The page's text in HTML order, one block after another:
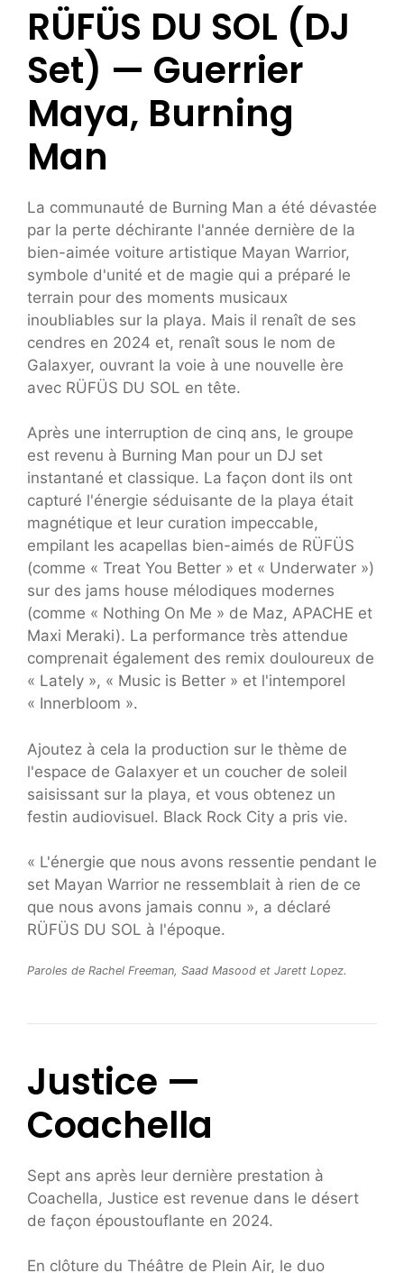
RÜFÜS DU SOL (DJ
Set) — Guerrier
Maya, Burning
Man
La communauté de Burning Man a été dévastée
par la perte déchirante l'année dernière de la
bien-aimée voiture artistique Mayan Warrior,
symbole d'unité et de magie qui a préparé le
terrain pour des moments musicaux
inoubliables sur la playa. Mais il renaît de ses
cendres en 2024 et, renaît sous le nom de
Galaxyer, ouvrant la voie à une nouvelle ère
avec RÜFÜS DU SOL en tête.
Après une interruption de cinq ans, le groupe
est revenu à Burning Man pour un DJ set
instantané et classique. La façon dont ils ont
capturé l'énergie séduisante de la playa était
magnétique et leur curation impeccable,
empilant les acapellas bien-aimés de RÜFÜS
(comme « Treat You Better » et « Underwater »)
sur des jams house mélodiques modernes
(comme « Nothing On Me » de Maz, APACHE et
Maxi Meraki). La performance très attendue
comprenait également des remix douloureux de
« Lately », « Music is Better » et l'intemporel
« Innerbloom ».
Ajoutez à cela la production sur le thème de
l'espace de Galaxyer et un coucher de soleil
saisissant sur la playa, et vous obtenez un
festin audiovisuel. Black Rock City a pris vie.
« L'énergie que nous avons ressentie pendant le
set Mayan Warrior ne ressemblait à rien de ce
que nous avons jamais connu », a déclaré
RÜFÜS DU SOL à l'époque.
Paroles de Rachel Freeman, Saad Masood et Jarett Lopez.
Justice —
Coachella
Sept ans après leur dernière prestation à
Coachella, Justice est revenue dans le désert
de façon époustouflante en 2024.
En clôture du Théâtre de Plein Air, le duo